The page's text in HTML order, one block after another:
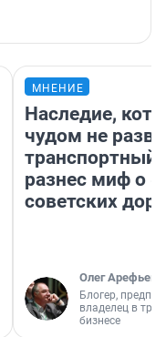
МНЕНИЕ
Наследие,
чудом не
транспортный
разнес миф о
советских
Олег Арефьев
Блогер,
владелец в
бизнесе